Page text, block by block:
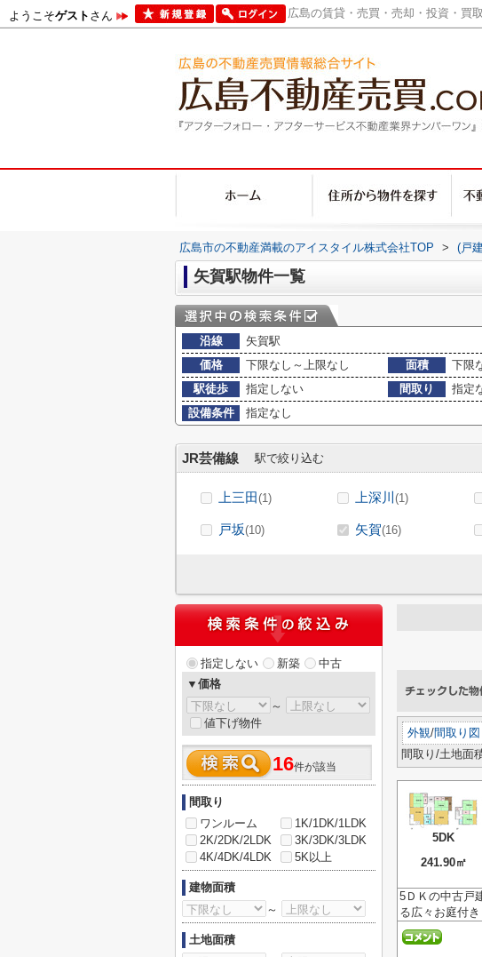
ようこそゲストさん 広島の賃貸・売買・売却・投資・買
広島市の不動産満載のアイスタイル株式会社TOP > (戸
矢賀駅物件一覧
沿線
矢賀駅
価格
下限なし～上限なし 面積 下限
駅徒歩
指定しない 間取り
指定
設備条件
指定なし
JR芸備線 駅で絞り込む
上三田(1) 上深川 (1)
戸坂(10) 矢賀(16)
外観/間取り図
間取り/土地面
5DK
241.90㎡
5ＤＫの中古
る広々お庭付
指定しない 新築
中古
▼価格
～
値下げ物件
16件が該当
間取り
ワンルーム
1K/1DK/1LDK
2K/2DK/2LDK
3K/3DK/3LDK
4K/4DK/4LDK
5K以上
建物面積
～
土地面積